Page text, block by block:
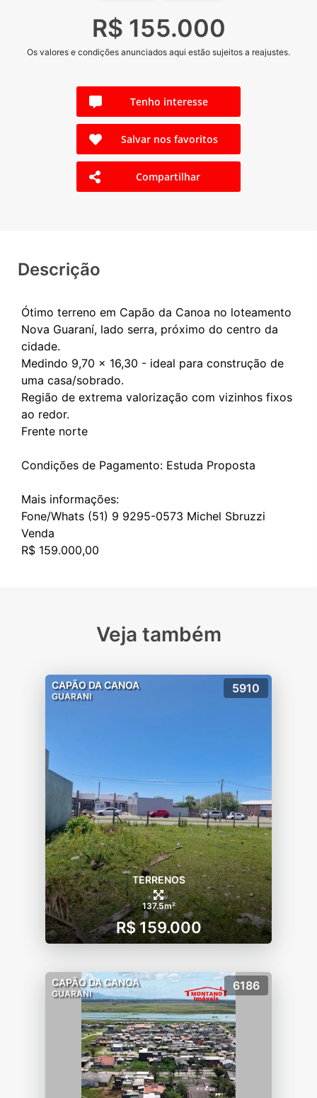
R$ 155.000
Os valores e condições anunciados aqui estão sujeitos a reajustes.
Tenho interesse
Salvar nos favoritos
Compartilhar
Descrição
Ótimo terreno em Capão da Canoa no loteamento
Nova Guaraní, lado serra, próximo do centro da
cidade.
Medindo 9,70 x 16,30 - ideal para construção de
uma casa/sobrado.
Região de extrema valorização com vizinhos fixos
ao redor.
Frente norte
Condições de Pagamento: Estuda Proposta
Mais informações:
Fone/Whats (51) 9 9295-0573 Michel Sbruzzi
Venda
Veja também
CAPÃO DA CANOA
GUARANI
5910
TERRENOS
137.5m²
R$ 159.000
CAPÃO DA CANOA
GUARANI
6186